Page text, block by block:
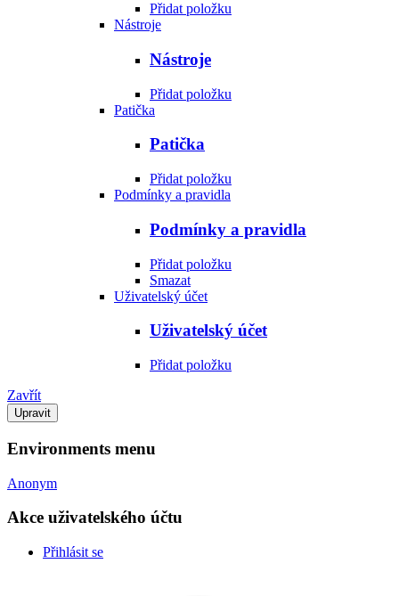
Přidat položku
Nástroje
Nástroje
Přidat položku
Patička
Patička
Přidat položku
Podmínky a pravidla
Podmínky a pravidla
Přidat položku
Smazat
Uživatelský účet
Uživatelský účet
Přidat položku
Zavřít
Upravit
Environments menu
Anonym
Akce uživatelského účtu
Přihlásit se